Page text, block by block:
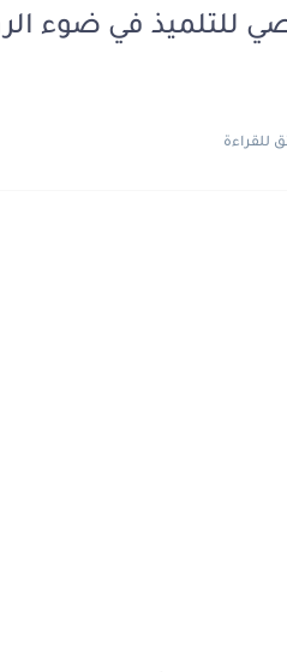
في ضوء